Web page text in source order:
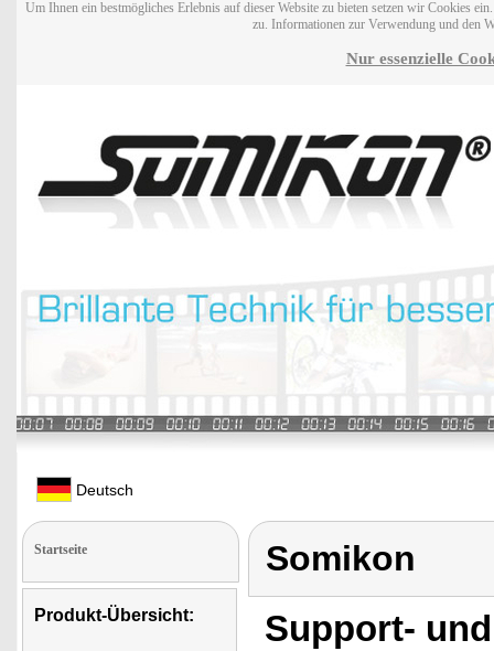
Um Ihnen ein bestmögliches Erlebnis auf dieser Website zu bieten setzen wir Cookies
zu. Informationen zur Verwendung und den
Nur essenzielle
Deutsch
Startseite
Produkt-Übersicht:
Somikon
Support-